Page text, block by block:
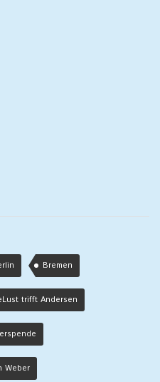
Bremen
trifft Andersen
Weber